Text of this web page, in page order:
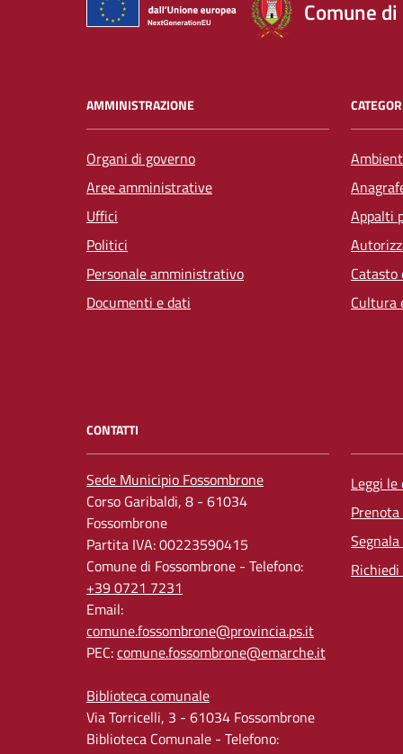
Comune
AMMINISTRAZIONE
Organi di governo
Aree amministrative
Uffici
Politici
Personale amministrativo
Documenti e dati
Appalti
Cultura
CONTATTI
Sede Municipio Fossombrone
Corso Garibaldi, 8 - 61034
Fossombrone
Partita IVA: 00223590415
Comune di Fossombrone - Telefono:
+39 0721 7231
Email:
comune.fossombrone@provincia.ps.it
PEC:comune.fossombrone@emarche.it
Biblioteca comunale
Via Torricelli, 3 - 61034 Fossombrone
Biblioteca Comunale - Telefono:
Leggi